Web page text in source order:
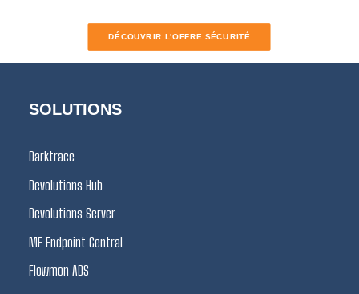
DÉCOUVRIR L'OFFRE SÉCURITÉ
SOLUTIONS
Darktrace
Devolutions Hub
Devolutions Server
ME Endpoint Central
Flowmon ADS